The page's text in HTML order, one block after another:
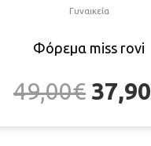
Γυναικεία
Φόρεμα miss rovi
49,00€ 37,90